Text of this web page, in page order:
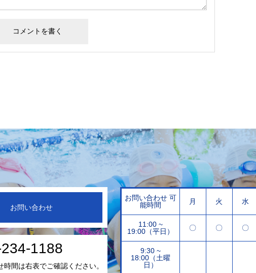
お問い合わせ
1188
時間は右表でご確認ください。
お問い合わせ 可
能時間
月 火 水
11:00 ~
19:00（平日）
〇 〇 〇
9:30 ~
18:00（土曜
日）